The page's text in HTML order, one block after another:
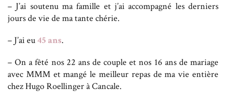
– J’ai soutenu ma famille et j’ai accompagné les derniers
jours de vie de ma tante chérie.
– J’ai eu45 ans.
– On a fêté nos 22 ans de couple et nos 16 ans de mariage
avec MMM et mangé le meilleur repas de ma vie entière
chez Hugo Roellinger à Cancale.